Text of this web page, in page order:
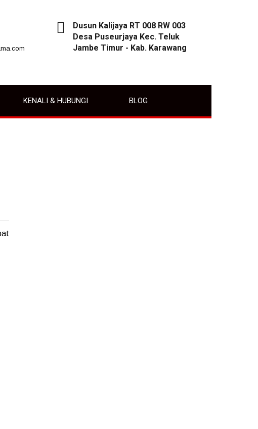
Dusun Kalijaya RT 008 RW 003
Desa Puseurjaya Kec. Teluk
Jambe Timur - Kab. Karawang
KENALI & HUBUNGI BLOG